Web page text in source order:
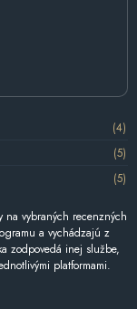
(4)
(5)
(5)
vybraných recenzných
a vychádzajú z
zodpovedá inej službe,
platformami.